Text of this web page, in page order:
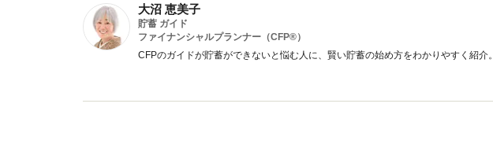
大沼 恵美子
貯蓄 ガイド
ファイナンシャルプランナー（CFP®）
CFPのガイドが貯蓄ができないと悩む人に、賢い貯蓄の始め方をわかりやすく紹介。